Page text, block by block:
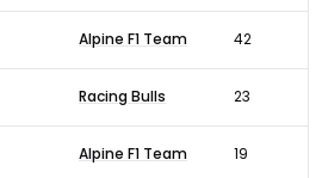
Alpine F1 Team 42
Racing Bulls 23
Alpine F1 Team 19